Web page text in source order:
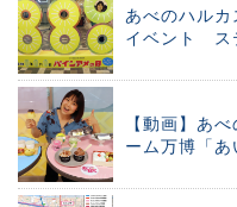
あべのハルカ
イベント ス
【動画】あ
ーム万博「